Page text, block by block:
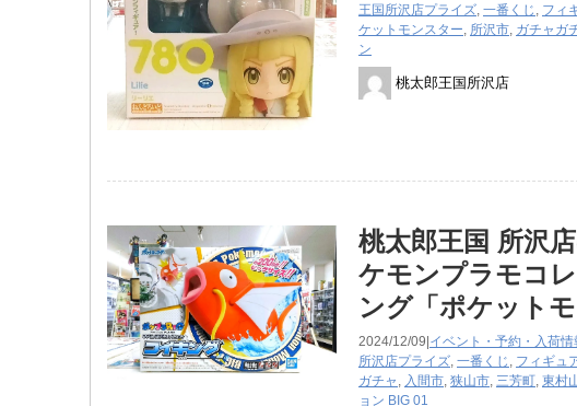
王国所沢店プライズ 一番くじ フィ
ケットモンスター 所沢市 ガチャガ
ン
桃太郎王国所沢店
桃太郎王国 所沢
ケモンプラモコ
ング「ポケットモ
2024/12/09| イベント・予約・入荷情
所沢店プライズ, 一番くじ , フィギュ
ガチャ , 入間市, 狭山市, 三芳町, 東村
ョン BIG 01